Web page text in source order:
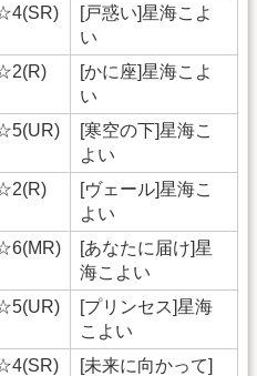
[戸惑い]星海こよ
い
[かに座]星海こよ
い
[寒空の下]星海こ
よい
[ヴェール]星海こ
よい
[あなたに届け]星
海こよい
[プリンセス]星海
こよい
[未来に向かって]